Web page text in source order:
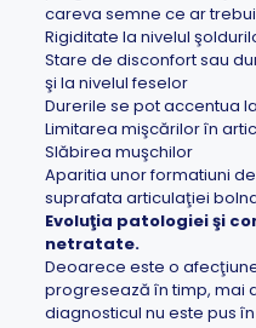
careva semne ce ar
Rigiditate la nivelul
Stare de disconfort sau
şi la nivelul feselor
Durerile se pot accentua
Limitarea mişcărilor în
Slăbirea muşchilor
Aparitia unor formatiuni
suprafata articulaţiei
Evoluţia patologiei şi
netratate.
Deoarece este o
progresează în timp, mai
diagnosticul nu este pus